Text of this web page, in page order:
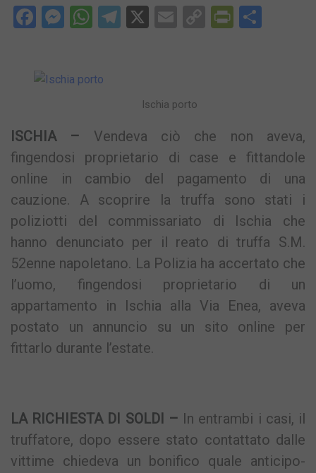
Facebook
Messenger
WhatsApp
Telegram
X EmailCopy
Ischia porto
ISCHIA – Vendeva ciò che non aveva,
fingendosi proprietario di case e fittandole
online in cambio del pagamento di una
cauzione. A scoprire la truffa sono stati i
poliziotti del commissariato di Ischia che
hanno denunciato per il reato di truffa S.M.
52enne napoletano. La Polizia ha accertato che
l’uomo, fingendosi proprietario di un
appartamento in Ischia alla Via Enea, aveva
postato un annuncio su un sito online per
fittarlo durante l’estate.
LA RICHIESTA DI SOLDI – In entrambi i casi, il
truffatore, dopo essere stato contattato dalle
vittime chiedeva un bonifico quale anticipo-